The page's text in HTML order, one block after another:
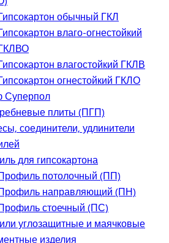
обычный ГКЛ
влаго-огнестойкий
влагостойкий ГКЛВ
огнестойкий ГКЛО
Суперпол
плиты (ПГП)
соединители, удлинители
для гипсокартона
потолочный (ПП)
направляющий (ПН)
стоечный (ПС)
углозащитные и маячковые